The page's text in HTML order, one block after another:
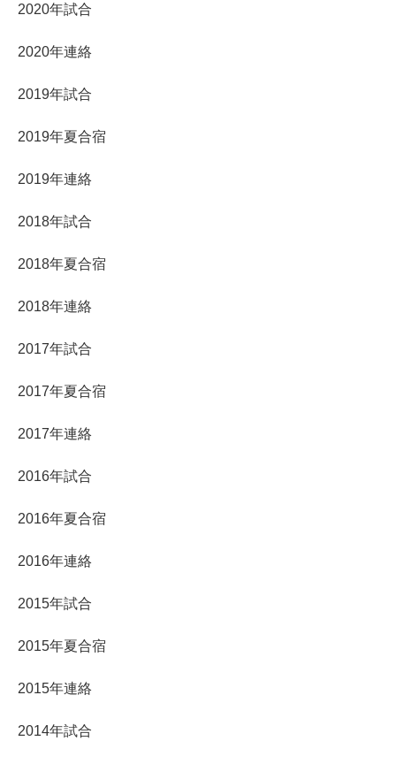
2020年試合
2020年連絡
2019年試合
2019年夏合宿
2019年連絡
2018年試合
2018年夏合宿
2018年連絡
2017年試合
2017年夏合宿
2017年連絡
2016年試合
2016年夏合宿
2016年連絡
2015年試合
2015年夏合宿
2015年連絡
2014年試合